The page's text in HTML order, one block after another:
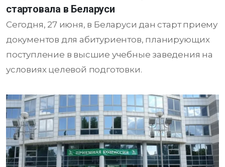
стартовала в Беларуси
Сегодня, 27 июня, в Беларуси дан старт приему
документов для абитуриентов, планирующих
поступление в высшие учебные заведения на
условиях целевой подготовки.